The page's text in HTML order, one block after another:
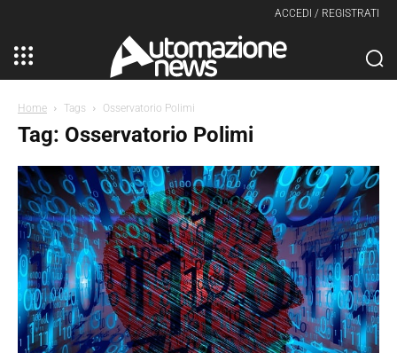
ACCEDI / REGISTRATI
Home Tags Osservatorio Polimi
Tag: Osservatorio Polimi